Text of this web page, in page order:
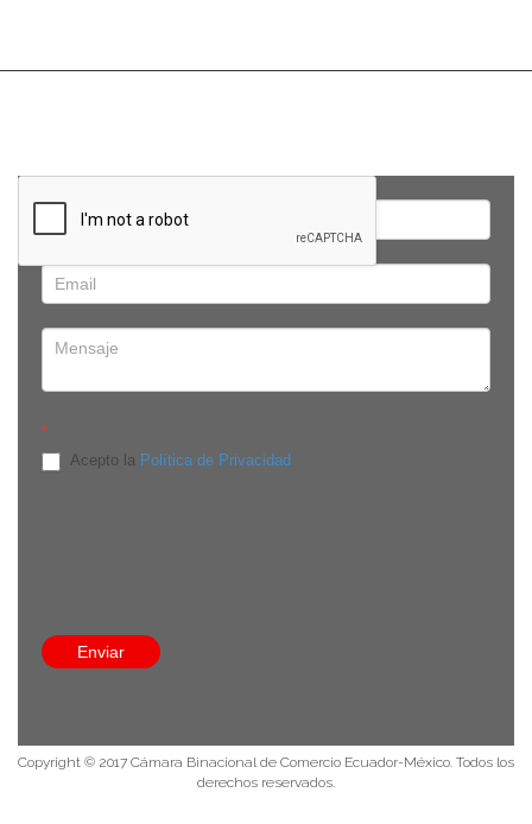
*
Acepto la Política de Privacidad
Enviar
Copyright © 2017 Cámara Binacional de Comercio Ecuador-México. Todos los
derechos reservados.